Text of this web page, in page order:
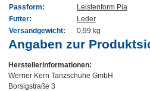
Passform:
Leistenform Pia
Futter:
Leder
Versandgewicht:
0,99 kg
Angaben zur
Herstellerinformationen:
Werner Kern Tanzschuhe GmbH
Borsigstraße 3